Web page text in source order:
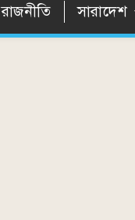
রাজনীতি সারাদেশ